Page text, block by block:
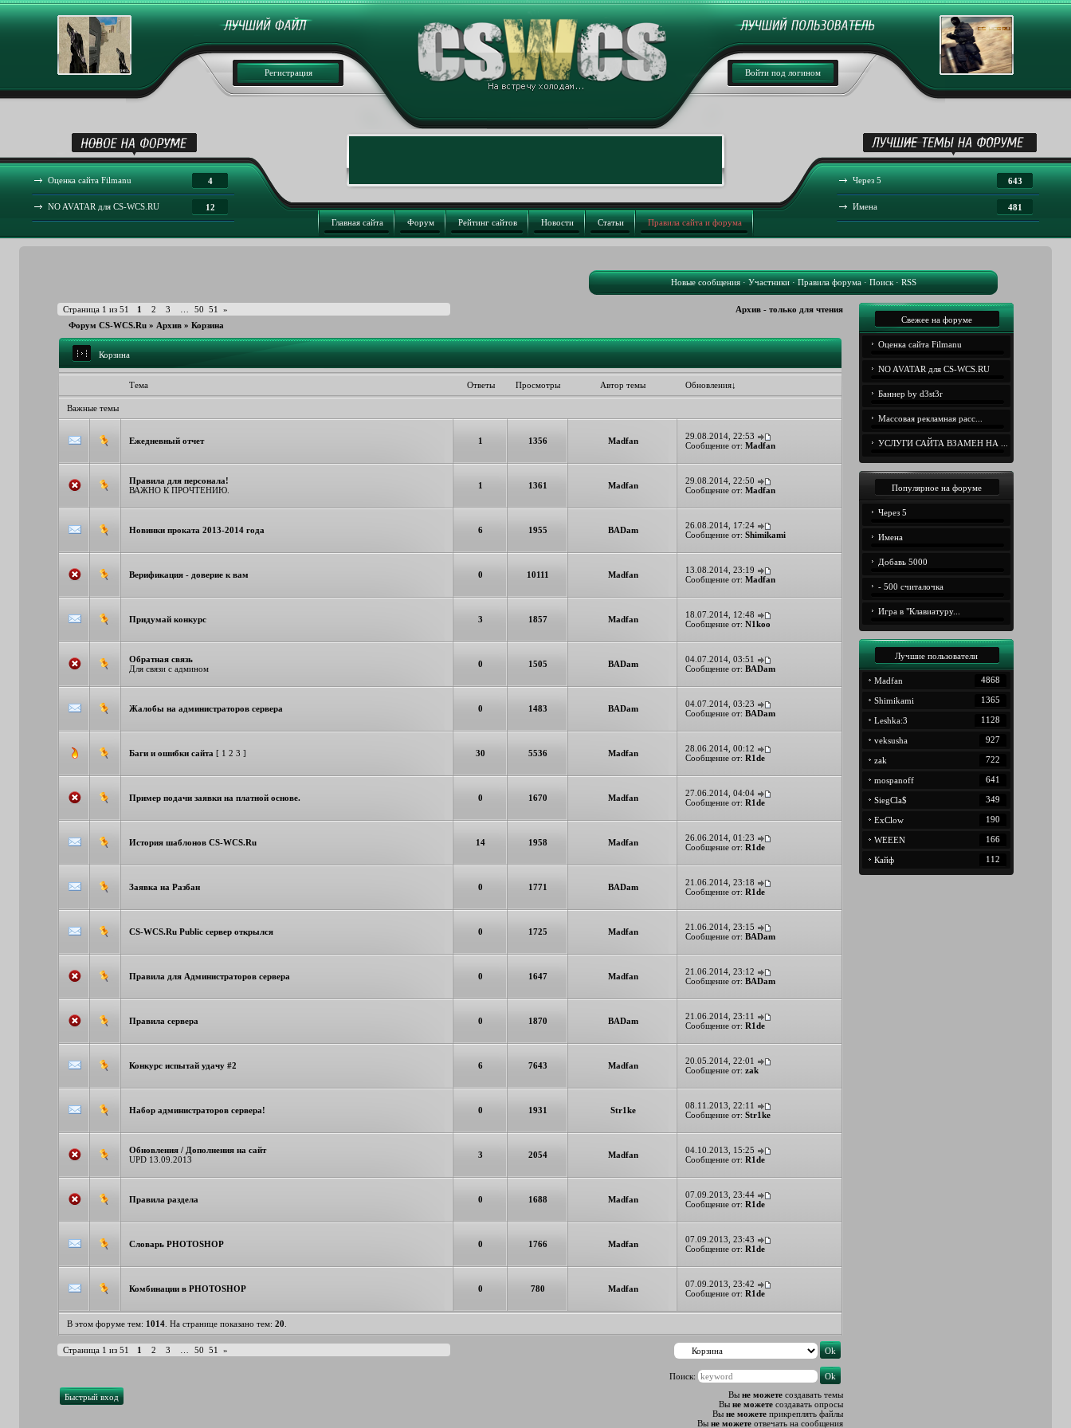
Регистрация Войти под логином
4
Оценка сайта Filmanu
12
NO AVATAR для CS-WCS.RU
643
Через 5
481
Имена
Главная сайта
Форум Рейтинг сайтов Новости Статьи Правила сайта и форума
Новые сообщения·Участники·Правила форума·Поиск·RSS
Страница 1 из 51 1 2 3 50 51 »
Архив - только для чтения
Форум CS-WCS.Ru » Архив » Корзина
Корзина
Тема Ответы Просмотры Автор темы Обновления↓
Важные темы
Ежедневный отчет 1 1356 Madfan
29.08.2014, 22:53
Сообщение от: Madfan
Правила для персонала!
ВАЖНО К ПРОЧТЕНИЮ.
1 1361 Madfan
29.08.2014, 22:50
Сообщение от: Madfan
Новинки проката 2013-2014 года 6 1955 BADam
26.08.2014, 17:24
Сообщение от: Shimikami
Верификация - доверие к вам 0 10111 Madfan
13.08.2014, 23:19
Сообщение от: Madfan
Придумай конкурс 3 1857 Madfan
18.07.2014, 12:48
Сообщение от: N1koo
Обратная связь
Для связи с админом
0 1505 BADam
04.07.2014, 03:51
Сообщение от: BADam
Жалобы на администраторов сервера 0 1483 BADam
04.07.2014, 03:23
Сообщение от: BADam
Баги и ошибки сайта [ 1 2 3 ] 30 5536 Madfan
28.06.2014, 00:12
Сообщение от: R1de
Пример подачи заявки на платной основе. 0 1670 Madfan
27.06.2014, 04:04
Сообщение от: R1de
История шаблонов CS-WCS.Ru 14 1958 Madfan
26.06.2014, 01:23
Сообщение от: R1de
Заявка на Разбан 0 1771 BADam
21.06.2014, 23:18
Сообщение от: R1de
CS-WCS.Ru Public сервер открылся 0 1725 Madfan
21.06.2014, 23:15
Сообщение от: BADam
Правила для Администраторов сервера 0 1647 Madfan
21.06.2014, 23:12
Сообщение от: BADam
Правила сервера 0 1870 BADam
21.06.2014, 23:11
Сообщение от: R1de
Конкурс испытай удачу #2 6 7643 Madfan
20.05.2014, 22:01
Сообщение от: zak
Набор администраторов сервера! 0 1931 Str1ke
08.11.2013, 22:11
Сообщение от: Str1ke
Обновления / Дополнения на сайт
UPD 13.09.2013
3 2054 Madfan
04.10.2013, 15:25
Сообщение от: R1de
Правила раздела 0 1688 Madfan
07.09.2013, 23:44
Сообщение от: R1de
Словарь PHOTOSHOP 0 1766 Madfan
07.09.2013, 23:43
Сообщение от: R1de
Комбинации в PHOTOSHOP 0 780 Madfan
07.09.2013, 23:42
Сообщение от: R1de
В этом форуме тем: 1014 . На странице показано тем: 20
Страница 1 из 51 1 2 3 50 51 »
Поиск:
Вы не можете создавать темы
Вы не можете создавать опросы
Вы не можете прикреплять файлы
Вы не можете отвечать на сообщения
Свежее на форуме
Оценка сайта Filmanu
NO AVATAR для CS-WCS.RU
Баннер by d3st3r
Массовая рекламная расс...
УСЛУГИ САЙТА ВЗАМЕН НА ...
Популярное на форуме
Через 5
Имена
Добавь 5000
- 500 считалочка
Игра в "Клавиатуру...
Лучшие пользователи
4868
Madfan
1365
Shimikami
1128
Leshka:3
927
veksusha
722
zak
641
mospanoff
349
SiegCla$
190
ExClow
166
WEEEN
112
Кайф